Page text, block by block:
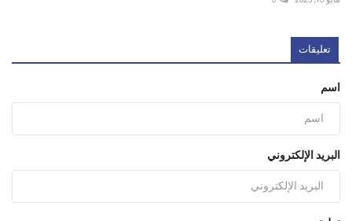
تعليقات
اسم
البريد الإلكتروني